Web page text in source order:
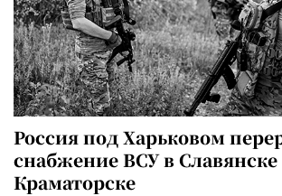
Россия под Харьковом
снабжение ВСУ в
Краматорске